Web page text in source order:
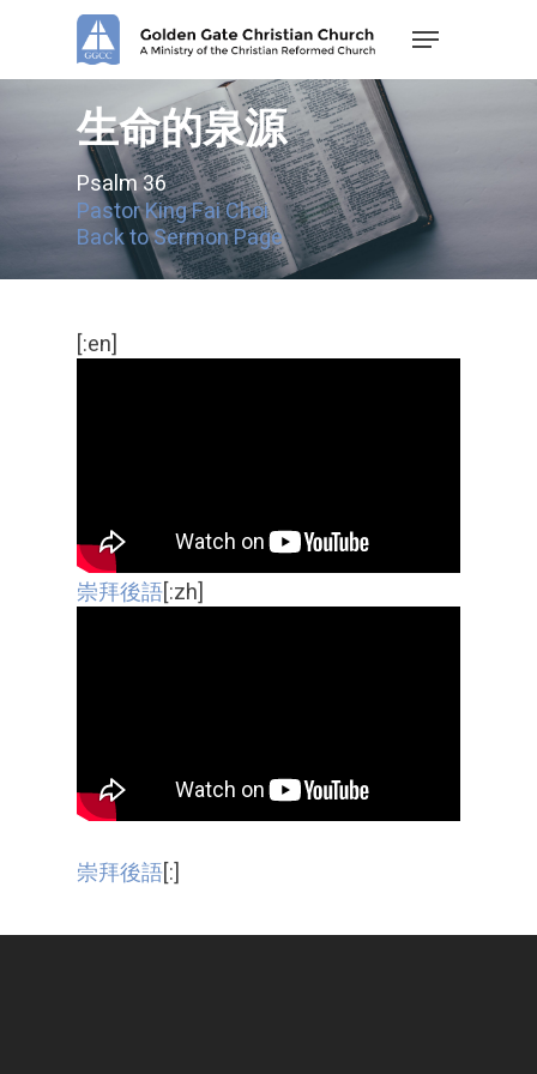
Menu
生命的泉源
Psalm 36
Pastor King Fai Choi
Back to Sermon Page
[:en]
崇拜後語[:zh]
崇拜後語[:]